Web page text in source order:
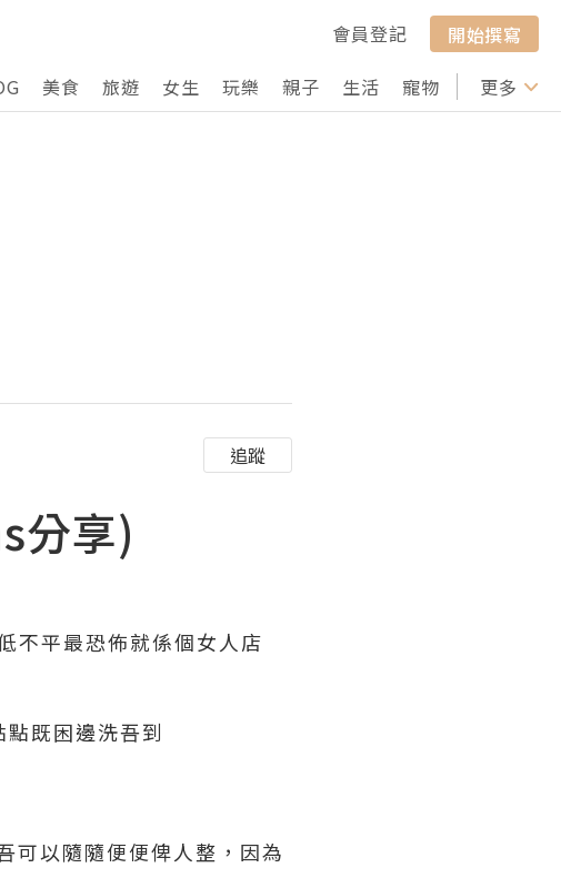
會員登記
開始撰寫
美食 旅遊 女生 玩樂 親子 生活 寵物 行山 打卡
更多
追蹤
分享)
不平最恐佈就係個女人店
既困邊洗吾到
可以隨隨便便俾人整，因為